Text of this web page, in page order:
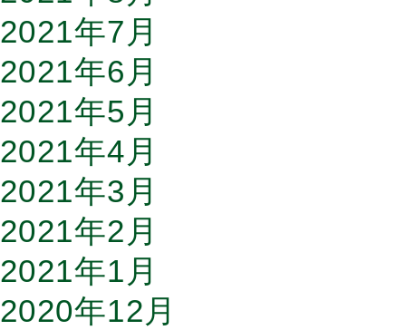
2021年7月
2021年6月
2021年5月
2021年4月
2021年3月
2021年2月
2021年1月
2020年12月